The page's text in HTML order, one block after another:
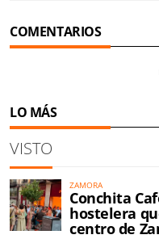
COMENTARIOS
LO MÁS
VISTO
ZAMORA
Conchita
hostelera
centro de